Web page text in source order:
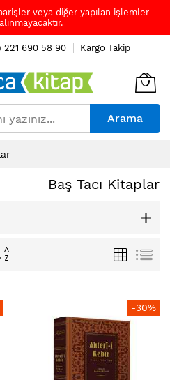
veya diğer yapılan işlemler
690 58 90 Kargo Takip
Arama
Baş Tacı Kitaplar
Büyükten
Izgara
-30%